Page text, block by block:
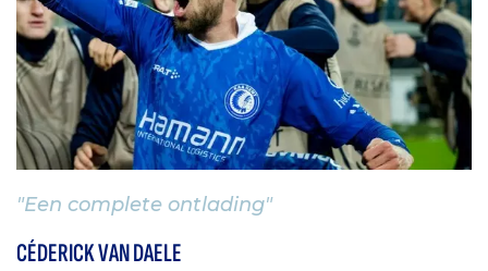
"Een complete ontlading"
CÉDERICK VAN DAELE